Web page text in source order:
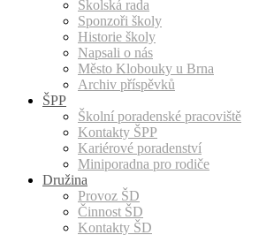
Školská rada
Sponzoři školy
Historie školy
Napsali o nás
Město Klobouky u Brna
Archiv příspěvků
ŠPP
Školní poradenské pracoviště
Kontakty ŠPP
Kariérové poradenství
Miniporadna pro rodiče
Družina
Provoz ŠD
Činnost ŠD
Kontakty ŠD